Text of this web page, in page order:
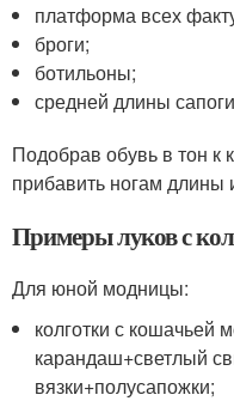
платформа всех
броги;
ботильоны;
средней длины
Подобрав обувь в тон к
прибавить ногам длины
Примеры луков с
Для юной модницы:
колготки с кошачьей
карандаш+светлый
вязки+полусапожки;